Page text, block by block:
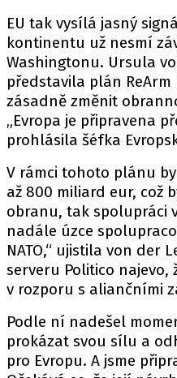
EU tak vysílá jasný
kontinentu už nesmí
Washingtonu. Ursula
představila plán ReArm
zásadně změnit
„Evropa je připravena
prohlásila šéfka
V rámci tohoto plánu
až 800 miliard eur, což
obranu, tak spolupráci
nadále úzce
NATO,“ ujistila von der
serveru Politico najevo,
v rozporu s aliančními
Podle ní nadešel
prokázat svou sílu a
pro Evropu. A jsme